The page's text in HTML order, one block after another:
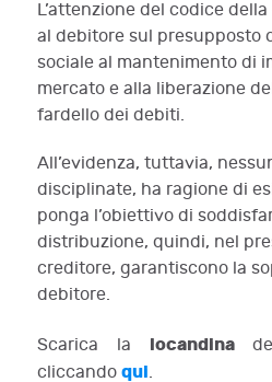
L’attenzione del codice
al debitore sul presupposto
sociale al mantenimento di
mercato e alla liberazione
fardello dei debiti.
All’evidenza, tuttavia,
disciplinate, ha ragione di
ponga l’obiettivo di
distribuzione, quindi, nel
creditore, garantiscono la
debitore.
Scarica la locandina
cliccando qui.